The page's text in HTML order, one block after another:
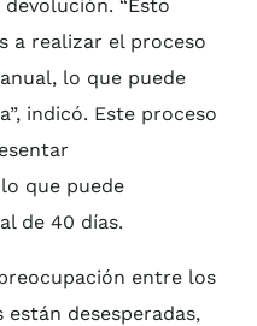
“Esto
a realizar el proceso
lo que puede
indicó. Este proceso
que puede
de 40 días.
entre los
están desesperadas,